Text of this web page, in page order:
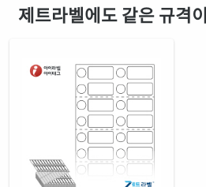
제트라벨에도 같은 규격